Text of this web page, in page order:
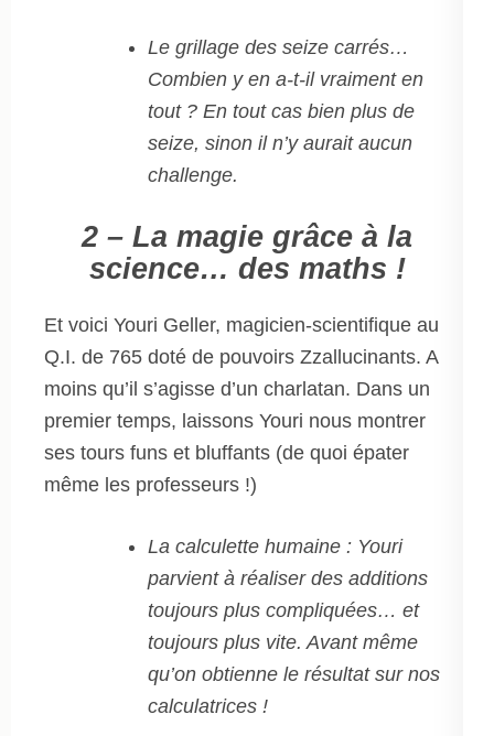
Le grillage des seize carrés…
Combien y en a-t-il vraiment en
tout ? En tout cas bien plus de
seize, sinon il n’y aurait aucun
challenge.
2 – La magie grâce à la
science… des maths !
Et voici Youri Geller, magicien-scientifique au
Q.I. de 765 doté de pouvoirs Zzallucinants. A
moins qu’il s’agisse d’un charlatan. Dans un
premier temps, laissons Youri nous montrer
ses tours funs et bluffants (de quoi épater
même les professeurs !)
La calculette humaine : Youri
parvient à réaliser des additions
toujours plus compliquées… et
toujours plus vite. Avant même
qu’on obtienne le résultat sur nos
calculatrices !